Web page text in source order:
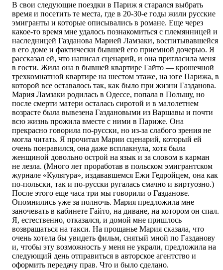
В свои следующие поездки в Париж я старался выбрать
время и посетить те места, где в 20-30-е годы жили русские
эмигранты и которые описывались в романе. Еще через
какое-то время мне удалось познакомиться с племянницей и
наследницей Газданова Марией Ламзаки, воспитывавшейся
в его доме и фактически бывшей его приемной дочерью. Я
рассказал ей, что написал сценарий, и она пригласила меня
в гости. Жила она в бывшей квартире Гайто — крошечной
трехкомнатной квартире на шестом этаже, на юге Парижа, в
которой все оставалось так, как было при жизни Газданова.
Мария Ламзаки родилась в Одессе, попала в Польшу, но
после смерти матери осталась сиротой и в малолетнем
возрасте была вывезена Газдановыми из Варшавы и почти
всю жизнь прожила вместе с ними в Париже. Она
прекрасно говорила по-русски, но из-за слабого зрения не
могла читать. Я прочитал Марии сценарий, который ей
очень понравился, она даже всплакнула, хотя была
женщиной довольно острой на язык и за словом в карман
не лезла. (Много лет проработав в польском эмигрантском
журнале «Культура», издававшемся Ежи Гедройцем, она как
по-польски, так и по-русски ругалась смачно и виртуозно.)
После этого еще часа три мы говорили о Газданове.
Опомнились уже за полночь. Мария предложила мне
заночевать в кабинете Гайто, на диване, на котором он спал.
Я, естественно, отказался, и домой мне пришлось
возвращаться на такси. На прощанье Мария сказала, что
очень хотела бы увидеть фильм, снятый мной по Газданову
и, чтобы эту возможность у меня не украли, предложила на
следующий день отправиться в авторское агентство и
оформить передачу прав. Что и было сделано.